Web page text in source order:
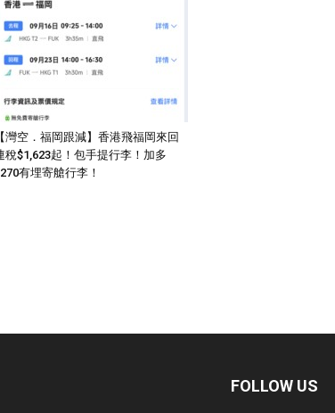
【灣空．福岡跟減】香港飛福岡來回
稅$1,623起！包手提行李！加多
有埋寄艙行李！
FOLLOW US